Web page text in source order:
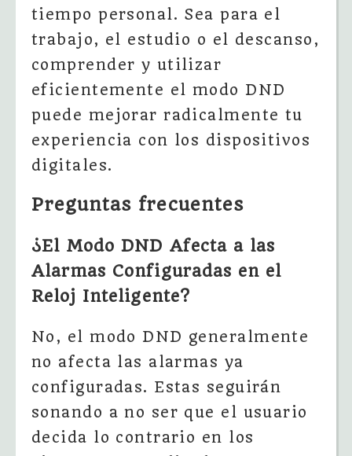
tiempo personal. Sea para el
trabajo, el estudio o el descanso,
comprender y utilizar
eficientemente el modo DND
puede mejorar radicalmente tu
experiencia con los dispositivos
digitales.
Preguntas frecuentes
¿El Modo DND Afecta a las
Alarmas Configuradas en el
Reloj Inteligente?
No, el modo DND generalmente
no afecta las alarmas ya
configuradas. Estas seguirán
sonando a no ser que el usuario
decida lo contrario en los